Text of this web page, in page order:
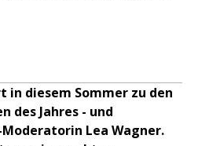
in diesem Sommer zu den
des Jahres - und
Lea Wagner.